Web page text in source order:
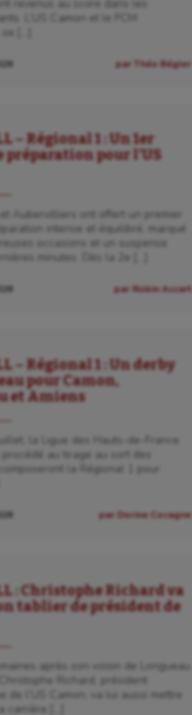
revenus au score dans les
L’US Camon et le FCM
[…]
par Théo Bégler
– Régional 1 : Un 1er
préparation pour l’US
et Aubervilliers ont offert un premier
intense et équilibré, marqué
occasions et un suspense
minutes. Dès la 2e […]
par Robin Accart
– Régional 1 : Un derby
pour Camon,
et Amiens
la Ligue des Hauts-de-France
au tirage au sort des
la Régional 1 pour
par Dorine Cocagne
: Christophe Richard va
tablier de président de
après son voisin de Longueau
Christophe Richard, président
de l’US Camon, va lui aussi mettre
carrière […]